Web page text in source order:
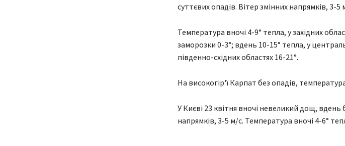
суттєвих опадів. Вітер змінних напрямків, 3-5
Температура вночі 4-9° тепла, у західних
заморозки 0-3°; вдень 10-15° тепла, у
південно-східних областях 16-21°.
На високогір'ї Карпат без опадів,
У Києві 23 квітня вночі невеликий дощ, вдень
напрямків, 3-5 м/с. Температура вночі 4-6°